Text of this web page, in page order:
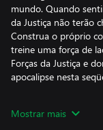
mundo. Quando
da Justiça não terão
Construa o próprio
treine uma força de
Forças da Justiça e
apocalipse nesta
Todo vilão precisa de
Mostrar mais